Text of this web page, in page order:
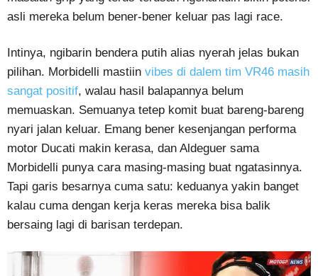
asli mereka belum bener-bener keluar pas lagi race.
Intinya, ngibarin bendera putih alias nyerah jelas bukan
pilihan. Morbidelli mastiin vibes di dalem tim VR46 masih
sangat positif, walau hasil balapannya belum
memuaskan. Semuanya tetep komit buat bareng-bareng
nyari jalan keluar. Emang bener kesenjangan performa
motor Ducati makin kerasa, dan Aldeguer sama
Morbidelli punya cara masing-masing buat ngatasinnya.
Tapi garis besarnya cuma satu: keduanya yakin banget
kalau cuma dengan kerja keras mereka bisa balik
bersaing lagi di barisan terdepan.